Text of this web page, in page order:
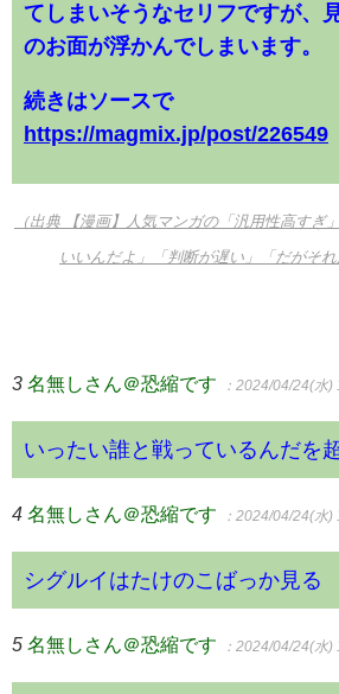
てしまいそうなセリフですが、
のお面が浮かんでしまいます。
続きはソースで
https://magmix.jp/post/226549
（出典 【漫画】人気マンガの「汎用性高すぎ
いいんだよ」「判断が遅い」「だがそ
3 名無しさん＠恐縮です ：2024/04/24(水
いったい誰と戦っているんだを
4 名無しさん＠恐縮です ：2024/04/24(水
シグルイはたけのこばっか見る
5 名無しさん＠恐縮です ：2024/04/24(水